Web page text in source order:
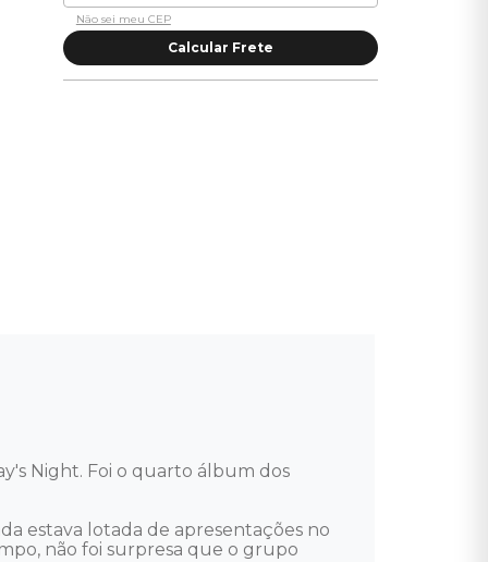
Não sei meu CEP
Night. Foi o quarto álbum dos
estava lotada de apresentações no
não foi surpresa que o grupo